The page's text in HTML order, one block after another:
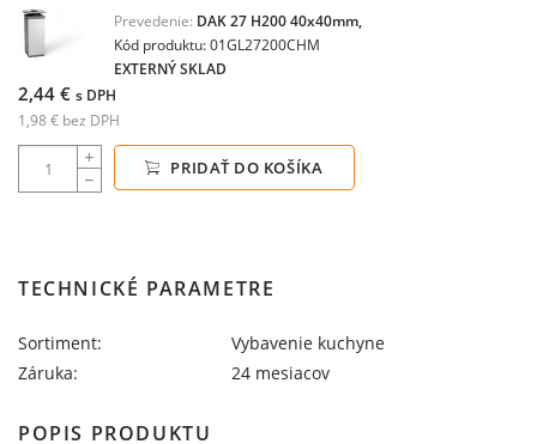
Prevedenie: DAK 27 H200 40x40mm,
Kód produktu: 01GL27200CHM
EXTERNÝ SKLAD
2,44 € s DPH
1,98 € bez DPH
PRIDAŤ DO KOŠÍKA
TECHNICKÉ PARAMETRE
Sortiment:
Vybavenie kuchyne
Záruka:
24 mesiacov
POPIS PRODUKTU